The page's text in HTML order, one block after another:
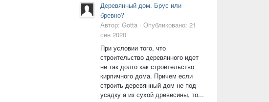
Деревянный дом. Брус или
бревно?
Автор: Gotta · Опубликовано: 21
сен 2020
При условии того, что
строительство деревянного идет
не так долго как строительство
кирпичного дома. Причем если
строить деревянный дом не под
усадку а из сухой древесины, то...